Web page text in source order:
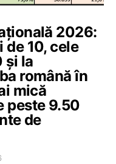
2026:
de 10, cele
și la
română în
mică
peste 9.50
de